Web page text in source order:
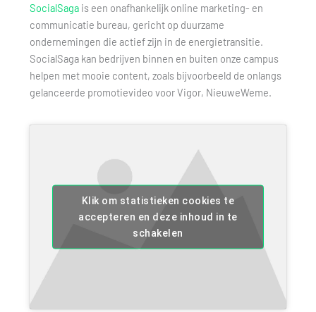
SocialSaga is een onafhankelijk online marketing- en
communicatie bureau, gericht op duurzame
ondernemingen die actief zijn in de energietransitie.
SocialSaga kan bedrijven binnen en buiten onze campus
helpen met mooie content, zoals bijvoorbeeld de onlangs
gelanceerde promotievideo voor Vigor, NieuweWeme.
Klik om statistieken cookies te
accepteren en deze inhoud in te
schakelen